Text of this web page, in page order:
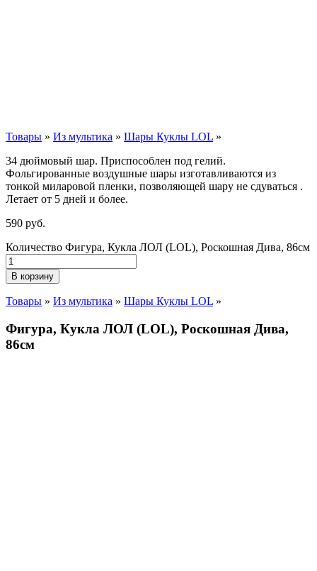
Товары » Из мультика » Шары Куклы LOL »
34 дюймовый шар. Приспособлен под гелий.
Фольгированные воздушные шары изготавливаются из
тонкой миларовой пленки, позволяющей шару не сдуваться .
Летает от 5 дней и более.
590 руб.
Количество Фигура, Кукла ЛОЛ (LOL), Роскошная Дива, 86см
В корзину
Товары » Из мультика » Шары Куклы LOL »
Фигура, Кукла ЛОЛ (LOL), Роскошная Дива,
86см